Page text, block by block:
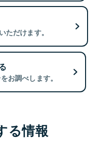
ただけます。
お調べします。
る情報